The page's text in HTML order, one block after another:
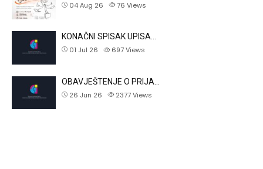
04 Aug 26
76 Views
KONAČNI SPISAK UPISA…
01 Jul 26
697Views
OBAVJEŠTENJE O PRIJA…
26 Jun 26
2377Views